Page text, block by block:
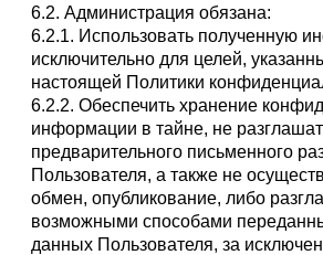
6.2. Администрация обязана:
6.2.1. Использовать полученную
исключительно для целей,
настоящей Политики
6.2.2. Обеспечить хранение
информации в тайне, не
предварительного письменного
Пользователя, а также не
обмен, опубликование, либо
возможными способами
данных Пользователя, за